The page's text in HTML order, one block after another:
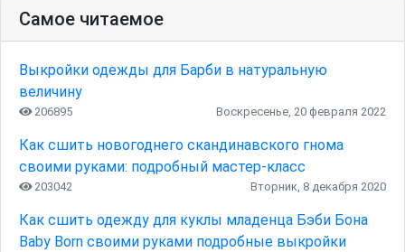
Самое читаемое
Выкройки одежды для Барби в натуральную
величину
206895 Воскресенье, 20 февраля 2022
Как сшить новогоднего скандинавского гнома
своими руками: подробный мастер-класс
203042 Вторник, 8 декабря 2020
Как сшить одежду для куклы младенца Бэби Бона
Baby Born своими руками подробные выкройки